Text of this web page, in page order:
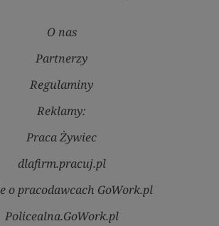
O nas
Partnerzy
Regulaminy
Reklamy:
Praca Żywiec
dlafirm.pracuj.pl
o pracodawcach GoWork.pl
Policealna.GoWork.pl